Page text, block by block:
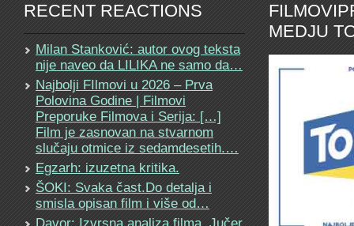
RECENT REACTIONS
Milan Stanković: autor ovog teksta
nije naveo da LILIKA ne samo da…
Najbolji FIlmovi u 2026 – Prva
Polovina Godine | Filmovi
Preporuke Filmova i Serija: […]
Film je zasnovan na stvarnom
slučaju otmice iz sedamdesetih.…
Egzarh: izuzetna kritika.
ŠOKI: Svaka čast.Do detalja i
smisla opisan film i više od…
MEDJU